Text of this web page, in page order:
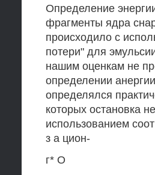
Определение
фрагменты ядра
происходило с
потери" для
нашим оценкам не
определении
определялся
которых остановка
использованием
з а цион-
г* О